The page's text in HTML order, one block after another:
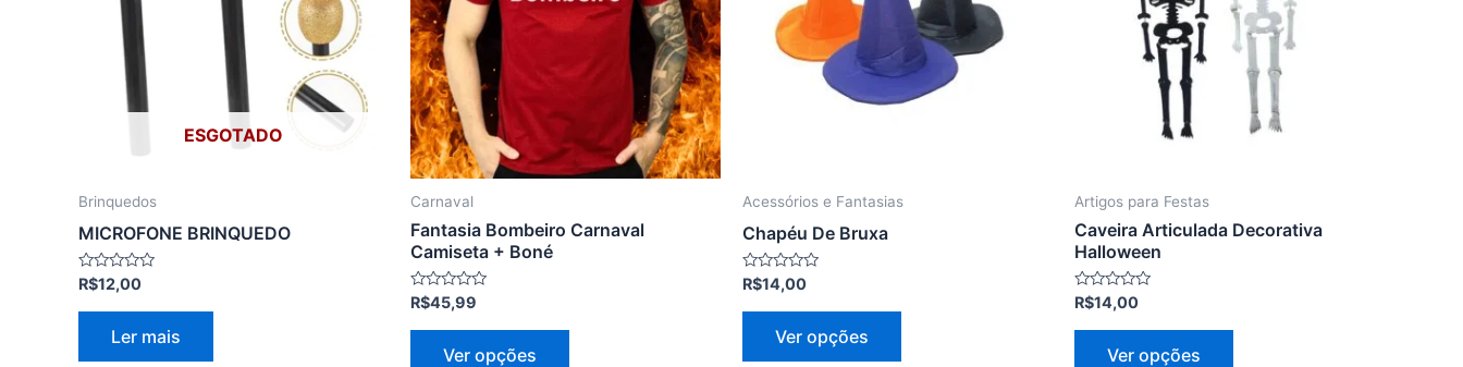
ESGOTADO
Brinquedos
MICROFONE BRINQUEDO
Avaliação
de
R$12,00
Ler mais
Carnaval
Fantasia Bombeiro Carnaval
Camiseta + Boné
Avaliação
de
R$45,99
Ver opções
As
podem
escolhidas
na
do
Acessórios e Fantasias
Chapéu De Bruxa
Avaliação
de
R$14,00
Ver opções
As
opções
podem
ser
página
Artigos para Festas
Caveira Articulada Decorativa
Halloween
Avaliação
de
R$14,00
Ver opções
As
opções
podem
ser
escolhidas
do